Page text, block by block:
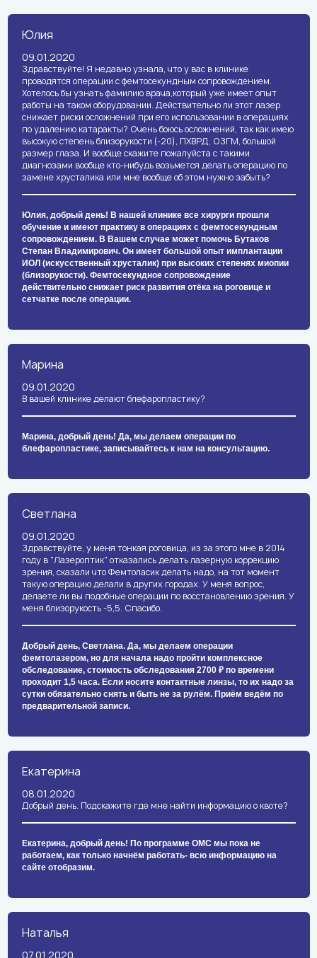
Юлия
09.01.2020
Здравствуйте! Я недавно узнала, что у вас в клинике
проводятся операции с фемтосекундным сопровождением.
Хотелось бы узнать фамилию врача,который уже имеет опыт
работы на таком оборудовании. Действительно ли этот лазер
снижает риски осложнений при его использовании в операциях
по удалению катаракты? Очень боюсь осложнений, так как имею
высокую степень близорукости (-20), ПХВРД, ОЗГМ, большой
размер глаза. И вообще скажите пожалуйста с такими
диагнозами вообще кто-нибудь возьмется делать операцию по
замене хрусталика или мне вообще об этом нужно забыть?
Юлия, добрый день! В нашей клинике все хирурги прошли
обучение и имеют практику в операциях с фемтосекундным
сопровождением. В Вашем случае может помочь Бутаков
Степан Владимирович. Он имеет большой опыт имплантации
ИОЛ (искусственный хрусталик) при высоких степенях миопии
(близорукости). Фемтосекундное сопровождение
действительно снижает риск развития отёка на роговице и
сетчатке после операции.
Марина
09.01.2020
В вашей клинике делают блефаропластику?
Марина, добрый день! Да, мы делаем операции по
блефаропластике, записывайтесь к нам на консультацию.
Светлана
09.01.2020
Здравствуйте, у меня тонкая роговица, из за этого мне в 2014
году в "Лазероптик" отказались делать лазерную коррекцию
зрения, сказали что Фемтоласик делать надо, на тот момент
такую операцию делали в других городах. У меня вопрос,
делаете ли вы подобные операции по восстановлению зрения. У
меня близорукость -5,5. Спасибо.
Добрый день, Светлана. Да, мы делаем операции
фемтолазером, но для начала надо пройти комплексное
обследование, стоимость обследования 2700 ₽ по времени
проходит 1,5 часа. Если носите контактные линзы, то их надо за
сутки обязательно снять и быть не за рулём. Приём ведём по
предварительной записи.
Екатерина
08.01.2020
Добрый день. Подскажите где мне найти информацию о квоте?
Екатерина, добрый день! По программе ОМС мы пока не
работаем, как только начнём работать- всю информацию на
сайте отобразим.
Наталья
07.01.2020